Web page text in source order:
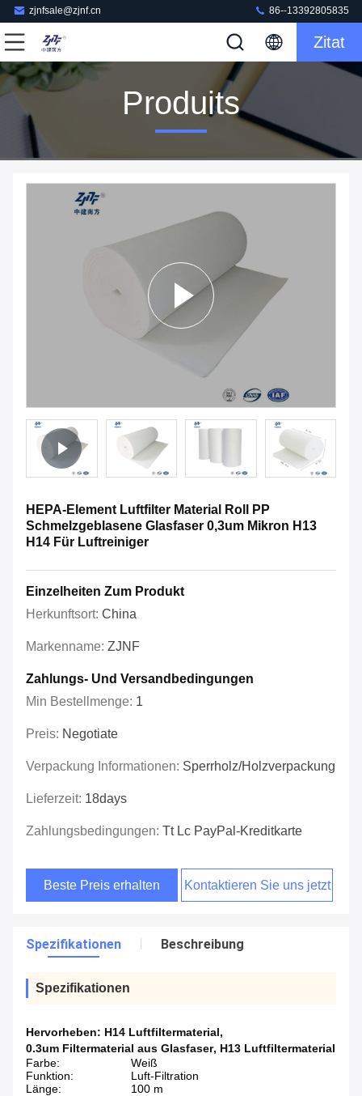
zjnfsale@zjnf.cn 86--13392805835
Zitat
Produits
HEPA-Element Luftfilter Material Roll PP
Schmelzgeblasene Glasfaser 0,3um Mikron H13
H14 Für Luftreiniger
Einzelheiten Zum Produkt
Herkunftsort: China
Markenname: ZJNF
Zahlungs- Und Versandbedingungen
Min Bestellmenge: 1
Preis: Negotiate
Verpackung Informationen: Sperrholz/Holzverpackung
Lieferzeit: 18days
Zahlungsbedingungen: Tt Lc PayPal-Kreditkarte
Beste Preis erhalten Kontaktieren Sie uns jetzt
Spezifikationen Beschreibung
Spezifikationen
Hervorheben: H14 Luftfiltermaterial,
0.3um Filtermaterial aus Glasfaser, H13 Luftfiltermaterial
Farbe:
Weiß
Funktion:
Luft-Filtration
Länge:
100 m